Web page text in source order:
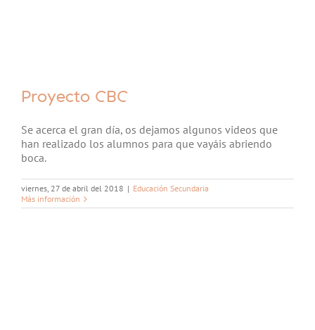
Proyecto CBC
Se acerca el gran día, os dejamos algunos videos que
han realizado los alumnos para que vayáis abriendo
boca.
viernes, 27 de abril del 2018 | Educación Secundaria
Más información